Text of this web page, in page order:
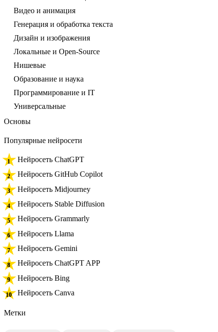
Видео и анимация
Генерация и обработка текста
Дизайн и изображения
Локальные и Open-Source
Нишевые
Образование и наука
Программирование и IT
Универсальные
Основы
Популярные нейросети
Нейросеть ChatGPT
Нейросеть GitHub Copilot
Нейросеть Midjourney
Нейросеть Stable Diffusion
Нейросеть Grammarly
Нейросеть Llama
Нейросеть Gemini
Нейросеть ChatGPT APP
Нейросеть Bing
Нейросеть Canva
Метки